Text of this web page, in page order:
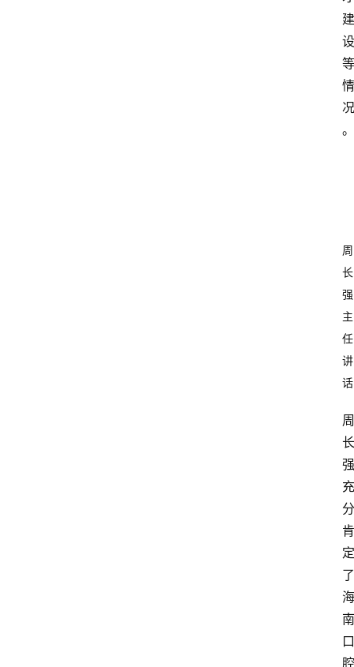
建
设
等
情
况
。
周
长
强
主
任
讲
话
周
长
强
充
分
肯
定
了
海
南
口
腔